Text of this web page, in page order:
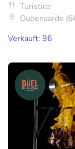
Turistico
Oudenaarde
Verkauft: 96